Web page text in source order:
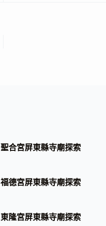
聖合宮屏東縣寺廟探索
福德宮屏東縣寺廟探索
東隆宮屏東縣寺廟探索